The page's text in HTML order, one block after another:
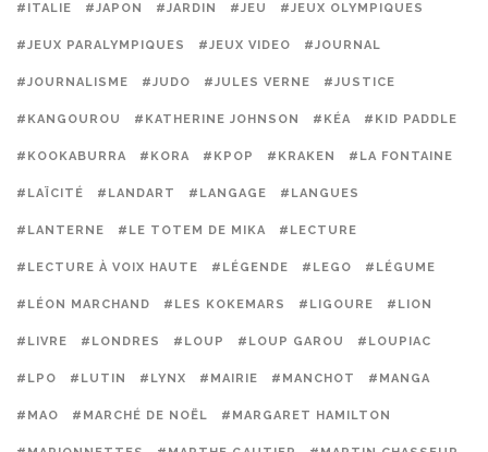
#ITALIE #JAPON #JARDIN #JEU #JEUX OLYMPIQUES
#JEUX PARALYMPIQUES #JEUX VIDEO #JOURNAL
#JOURNALISME #JUDO #JULES VERNE #JUSTICE
#KANGOUROU #KATHERINE JOHNSON #KÉA #KID PADDLE
#KOOKABURRA #KORA #KPOP #KRAKEN #LA FONTAINE
#LAÏCITÉ #LANDART #LANGAGE #LANGUES
#LANTERNE #LE TOTEM DE MIKA #LECTURE
#LECTURE À VOIX HAUTE #LÉGENDE #LEGO #LÉGUME
#LÉON MARCHAND #LES KOKEMARS #LIGOURE #LION
#LIVRE #LONDRES #LOUP #LOUP GAROU #LOUPIAC
#LPO #LUTIN #LYNX #MAIRIE #MANCHOT #MANGA
#MAO #MARCHÉ DE NOËL #MARGARET HAMILTON